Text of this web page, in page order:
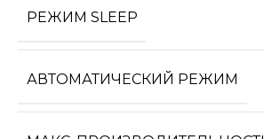
РЕЖИМ SLEEP
АВТОМАТИЧЕСКИЙ РЕЖИМ